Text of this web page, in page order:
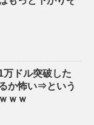
万ドル突破した
か怖い⇒という
ｗｗ